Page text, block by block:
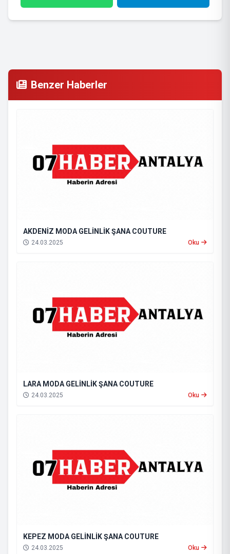
Benzer Haberler
AKDENİZ MODA GELİNLİK ŞANA COUTURE
24.03.2025 Oku
LARA MODA GELİNLİK ŞANA COUTURE
24.03.2025 Oku
KEPEZ MODA GELİNLİK ŞANA COUTURE
24.03.2025 Oku